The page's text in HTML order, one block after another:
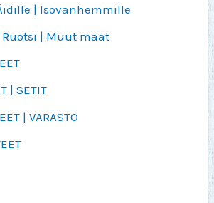
| Isovanhemmille
Ruotsi | Muut maat
| SETIT
| VARASTO